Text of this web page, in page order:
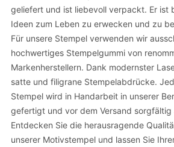
geliefert und ist liebevoll verpackt. Er ist
Ideen zum Leben zu erwecken und zu
Für unsere Stempel verwenden wir
hochwertiges Stempelgummi von
Markenherstellern. Dank modernster
satte und filigrane Stempelabdrücke.
Stempel wird in Handarbeit in unserer
gefertigt und vor dem Versand
Entdecken Sie die herausragende
unserer Motivstempel und lassen Sie